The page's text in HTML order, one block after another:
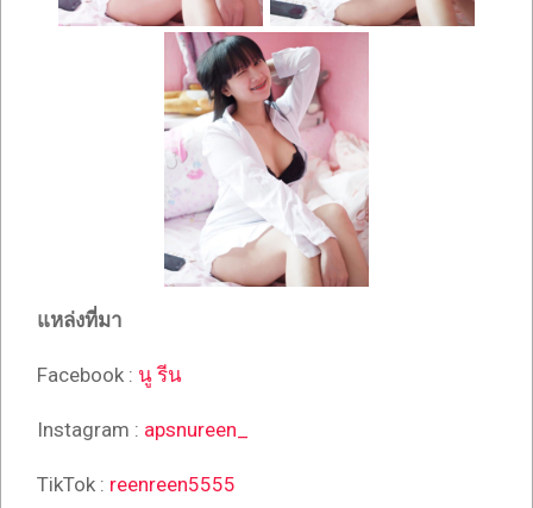
แหล่งที่มา
Facebook : นู รีน
Instagram : apsnureen_
TikTok : reenreen5555